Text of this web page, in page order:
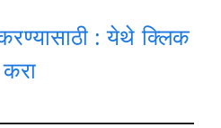
: येथे क्लिक
करा